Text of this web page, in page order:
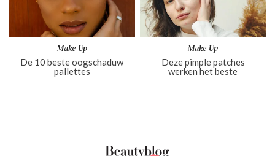
Make-Up
De 10 beste oogschaduw
pallettes
Make-Up
Deze pimple patches
werken het beste